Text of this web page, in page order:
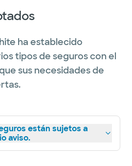
ha establecido
tipos de seguros con el
sus necesidades de
están sujetos a
aviso.